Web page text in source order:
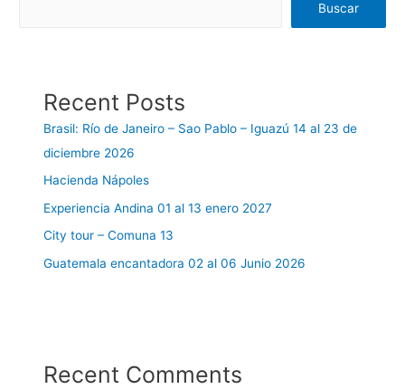
Buscar
Recent Posts
Brasil: Río de Janeiro – Sao Pablo – Iguazú 14 al 23 de
diciembre 2026
Hacienda Nápoles
Experiencia Andina 01 al 13 enero 2027
City tour – Comuna 13
Guatemala encantadora 02 al 06 Junio 2026
Recent Comments